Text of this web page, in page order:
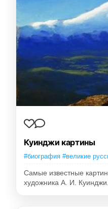
Куинджи картины
#биография #великие
Самые известные
художника А. И.